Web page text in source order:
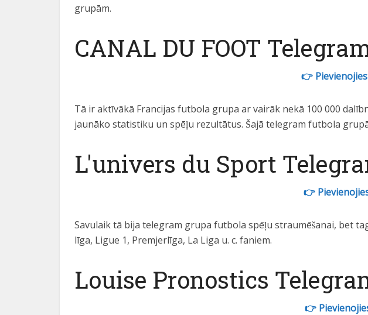
grupām.
CANAL DU FOOT
👉
Tā ir aktīvākā Francijas futbola grupa ar vairāk nekā 100 000
jaunāko statistiku un spēļu rezultātus. Šajā telegram futbola
L'univers du Sport
👉
Savulaik tā bija telegram grupa futbola spēļu straumēšanai, bet
līga, Ligue 1, Premjerlīga, La Liga u. c. faniem.
Louise Pronostics
👉